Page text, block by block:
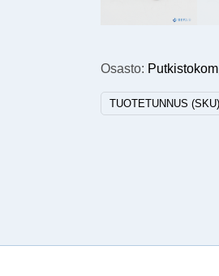
Osasto:
TUOTETUNNUS